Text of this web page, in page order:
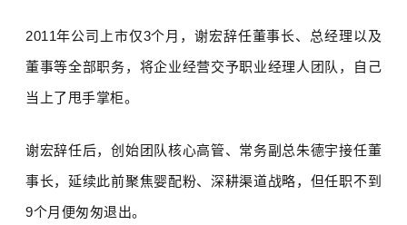
2011年公司上市仅3个月，谢宏辞任董事长、总经理以及
董事等全部职务，将企业经营交予职业经理人团队，自己
当上了甩手掌柜。
谢宏辞任后，创始团队核心高管、常务副总朱德宇接任董
事长，延续此前聚焦婴配粉、深耕渠道战略，但任职不到
9个月便匆匆退出。